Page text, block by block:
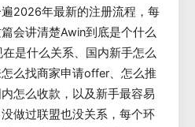
2026年最新的注册流程，每
会讲清楚Awin到底是个什么
是什么关系、国内新手怎么
么找商家申请offer、怎么推
怎么收款，以及新手最容易
做过联盟也没关系，每个环